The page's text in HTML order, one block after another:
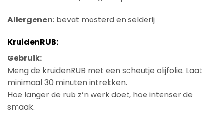
Allergenen: bevat mosterd en selderij
KruidenRUB:
Gebruik:
Meng de kruidenRUB met een scheutje olijfolie. Laat
minimaal 30 minuten intrekken.
Hoe langer de rub z’n werk doet, hoe intenser de
smaak.